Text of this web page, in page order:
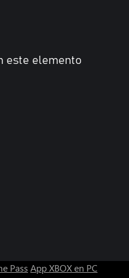
este elemento
Pass App XBOX en PC